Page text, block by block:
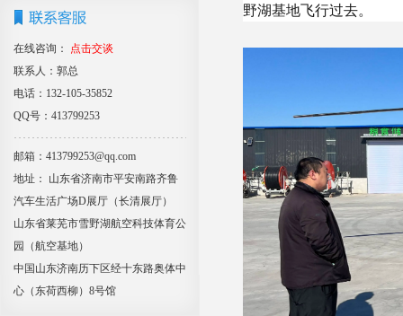
在线咨询：
点击交谈
联系人：郭总
电话：132-105-35852
QQ号：413799253
邮箱：413799253@qq.com
地址： 山东省济南市平安南路齐鲁
汽车生活广场D展厅（长清展厅）
山东省莱芜市雪野湖航空科技体育公
园（航空基地）
中国山东济南历下区经十东路奥体中
心（东荷西柳）8号馆
野湖基地飞行过去。